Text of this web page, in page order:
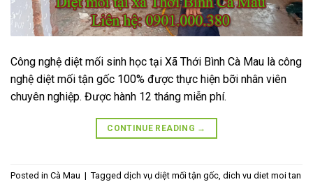
Công nghệ diệt mối sinh học tại Xã Thới Bình Cà Mau là công
nghệ diệt mối tận gốc 100% được thực hiện bỡi nhân viên
chuyên nghiệp. Được hành 12 tháng miễn phí.
CONTINUE READING →
Posted in Cà Mau | Tagged dịch vụ diệt mối tận gốc, dich vu diet moi tan